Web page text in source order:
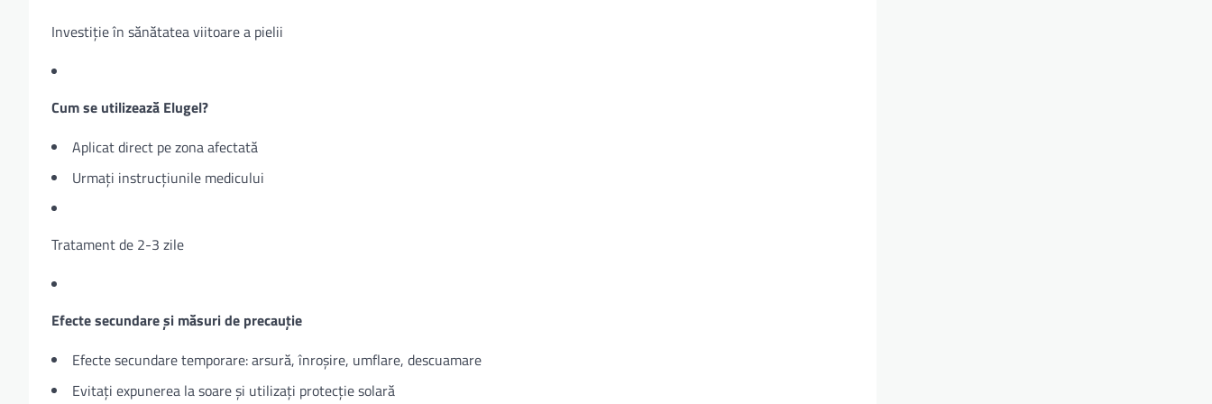
Investiție în sănătatea viitoare a pielii
Cum se utilizează Elugel?
Aplicat direct pe zona afectată
Urmați instrucțiunile medicului
Tratament de 2-3 zile
Efecte secundare și măsuri de precauție
Efecte secundare temporare: arsură, înroșire, umflare, descuamare
Evitați expunerea la soare și utilizați protecție solară